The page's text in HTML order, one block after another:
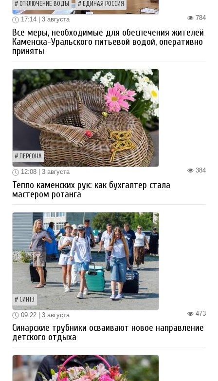
ОТКЛЮЧЕНИЕ ВОДЫ ЕДИНАЯ РОССИЯ
784
17:14 | 3 августа
Все меры, необходимые для обеспечения жителей
Каменска-Уральского питьевой водой, оперативно
приняты
ПЕРСОНА
384
12:08 | 3 августа
Тепло каменских рук: как бухгалтер стала
мастером ротанга
СИНТЗ
473
09:22 | 3 августа
Синарские трубники осваивают новое направление
детского отдыха